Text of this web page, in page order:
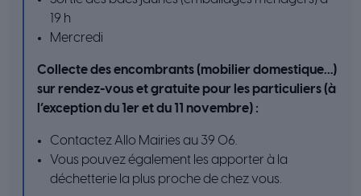
19 h
Mercredi
Collecte des encombrants (mobilier domestique…)
sur rendez-vous et gratuite pour les particuliers (à
l’exception du 1er et du 11 novembre) :
Contactez Allo Mairies au 39 06.
Vous pouvez également les apporter à la
déchetterie la plus proche de chez vous.